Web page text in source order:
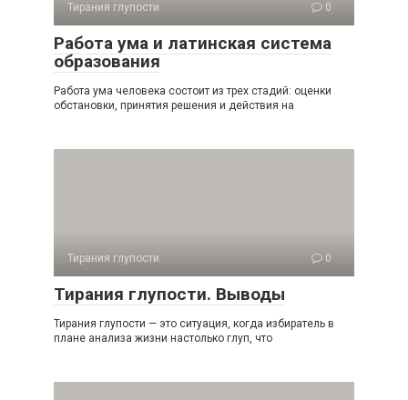
Тирания глупости 0
Работа ума и латинская система
образования
Работа ума человека состоит из трех стадий: оценки
обста­новки, принятия решения и действия на
Тирания глупости 0
Тирания глупости. Выводы
Тирания глупости — это ситуация, когда избиратель в
плане анализа жизни настолько глуп, что